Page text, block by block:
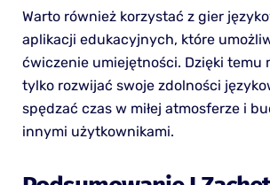
Warto również korzystać z gier
aplikacji edukacyjnych, które
ćwiczenie umiejętności. Dzięki temu
tylko rozwijać swoje zdolności
spędzać czas w miłej atmosferze i
innymi użytkownikami.